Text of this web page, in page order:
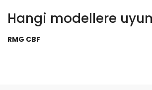
Hangi modellere
RMG CBF